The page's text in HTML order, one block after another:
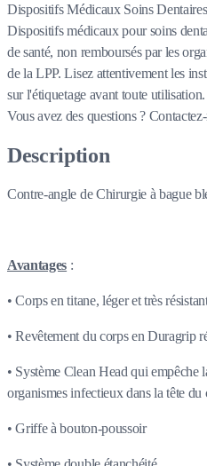
Dispositifs Médicaux Soins Dentaires
Dispositifs médicaux pour soins
de santé, non remboursés par les
de la LPP. Lisez attentivement les
sur l'étiquetage avant toute utilisation.
Vous avez des questions ?
Description
Contre-angle de Chirurgie à bague
Avantages :
• Corps en titane, léger et très
• Revêtement du corps en Duragrip
• Système Clean Head qui empêche
organismes infectieux dans la tête du
• Griffe à bouton-poussoir